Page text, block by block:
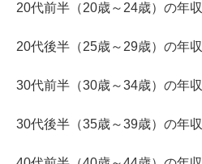
20代前半（20歳～24歳）の年収
20代後半（25歳～29歳）の年収
30代前半（30歳～34歳）の年収
30代後半（35歳～39歳）の年収